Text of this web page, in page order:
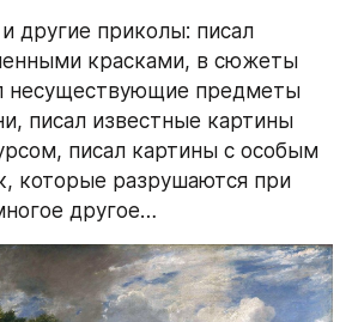
другие приколы: писал
красками, в сюжеты
несуществующие предметы
писал известные картины
писал картины с особым
которые разрушаются при
другое…